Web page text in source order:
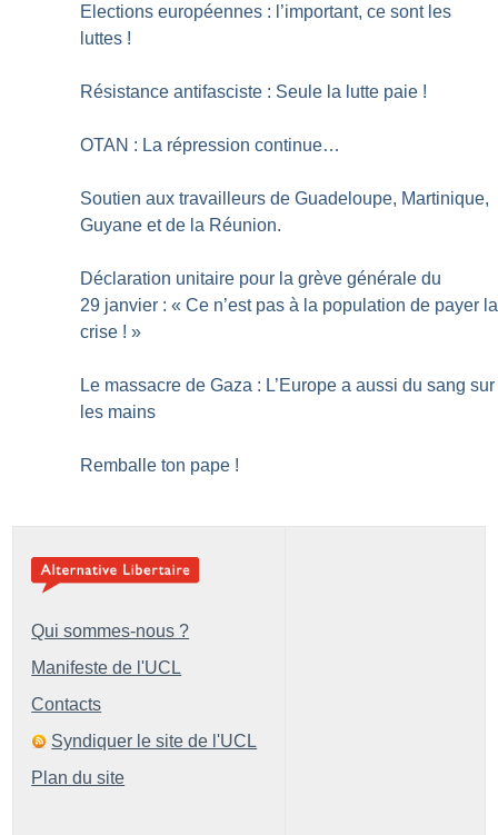
Elections européennes : l’important, ce sont les
luttes !
Résistance antifasciste : Seule la lutte paie !
OTAN : La répression continue…
Soutien aux travailleurs de Guadeloupe, Martinique,
Guyane et de la Réunion.
Déclaration unitaire pour la grève générale du
29 janvier : « Ce n’est pas à la population de payer la
crise ! »
Le massacre de Gaza : L’Europe a aussi du sang sur
les mains
Remballe ton pape !
Qui sommes-nous ?
Manifeste de l'UCL
Contacts
Syndiquer le site de l'UCL
Plan du site